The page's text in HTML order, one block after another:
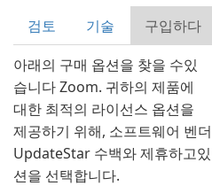
검토 기술 구입하다
아래의 구매 옵션을 찾을 수있
습니다 Zoom. 귀하의 제품에
대한 최적의 라이선스 옵션을
제공하기 위해, 소프트웨어 벤
UpdateStar 수백와 제휴하고
션을 선택합니다.